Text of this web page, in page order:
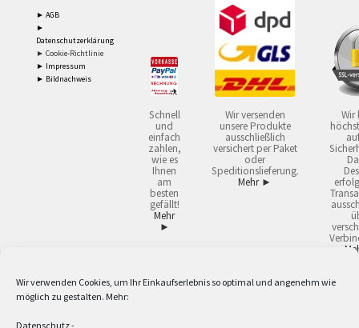
Wir verwenden Cookies, um Ihr Einkaufserlebnis so optimal und angenehm wie
möglich zu gestalten. Mehr:
Datenschutz-
► AGB
►
Datenschutzerklärung
► Cookie-Richtlinie
► Impressum
► Bildnachweis
Schnell
und
einfach
zahlen,
wie es
Ihnen
am
besten
gefällt!
Mehr
►
Wir versenden
unsere Produkte
ausschließlich
versichert per Paket
oder
Speditionslieferung.
Mehr ►
Wir
2 Lieferzeiten gelten mit Express-24.
Versandkostenfrei ab 59,90 € Nettowarenwert. Inseln ausgenommen. Unsere